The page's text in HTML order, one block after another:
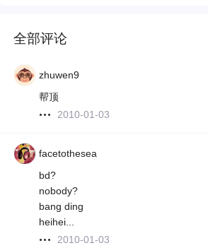
全部评论
zhuwen9
帮顶
2010-01-03
facetothesea
bd?
nobody?
bang ding
heihei...
2010-01-03